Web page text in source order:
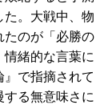
た。大戦中、物
たのが「必勝の
緒的な言葉に
で指摘されて
る無意味さに